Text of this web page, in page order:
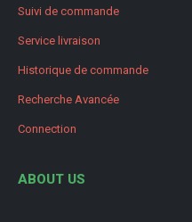
Suivi de commande
Service livraison
Historique de commande
Recherche Avancée
Connection
ABOUT US